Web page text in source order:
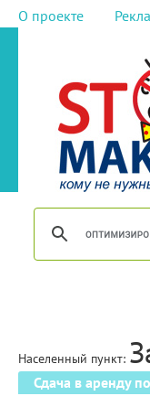
О проекте
Населенный пункт:
Сдача в аренду